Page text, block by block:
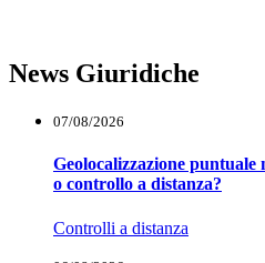
News Giuridiche
07/08/2026
Geolocalizzazione
o controllo a distanza?
Controlli a distanza